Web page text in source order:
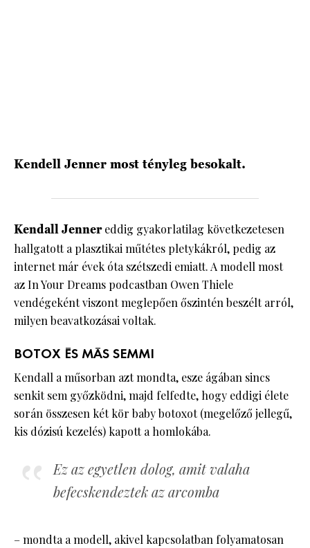
Kendell Jenner most tényleg besokalt.
Kendall Jennereddig gyakorlatilag következetesen
hallgatott a plasztikai műtétes pletykákról, pedig az
internet már évek óta szétszedi emiatt. A modell most
az In Your Dreams podcastban Owen Thiele
vendégeként viszont meglepően őszintén beszélt arról,
milyen beavatkozásai voltak.
BOTOX ÉS MÁS SEMMI
Kendall a műsorban azt mondta, esze ágában sincs
senkit sem győzködni, majd felfedte, hogy eddigi élete
során összesen két kör baby botoxot (megelőző jellegű,
kis dózisú kezelés) kapott a homlokába.
Ez az egyetlen dolog, amit valaha
befecskendeztek az arcomba
– mondta a modell, akivel kapcsolatban folyamatosan